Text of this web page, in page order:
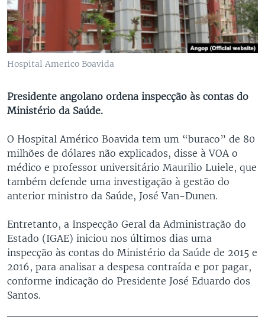
Hospital Americo Boavida
Presidente angolano ordena inspecção às contas do
Ministério da Saúde.
O Hospital Américo Boavida tem um “buraco” de 80
milhões de dólares não explicados, disse à VOA o
médico e professor universitário Maurilio Luiele, que
também defende uma investigação à gestão do
anterior ministro da Saúde, José Van-Dunen.
Entretanto, a Inspecção Geral da Administração do
Estado (IGAE) iniciou nos últimos dias uma
inspecção às contas do Ministério da Saúde de 2015 e
2016, para analisar a despesa contraída e por pagar,
conforme indicação do Presidente José Eduardo dos
Santos.